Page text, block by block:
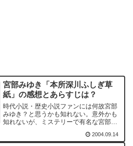
宮部みゆき「本所深川ふしぎ草
紙」の感想とあらすじは？
時代小説・歴史小説ファンには何故宮部
みゆき？と思うかも知れない。意外かも
知れないが、ミステリーで有名な宮部み
2004.09.14